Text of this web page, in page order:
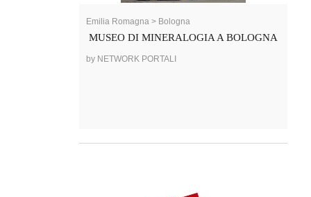
Emilia Romagna > Bologna
MUSEO DI MINERALOGIA A BOLOGNA
by NETWORK PORTALI